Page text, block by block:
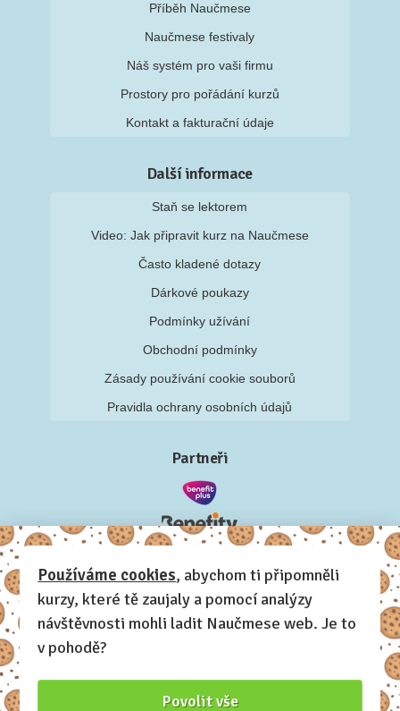
Příběh Naučmese
Naučmese festivaly
Náš systém pro vaši firmu
Prostory pro pořádání kurzů
Kontakt a fakturační údaje
Další informace
Staň se lektorem
Video: Jak připravit kurz na Naučmese
Často kladené dotazy
Dárkové poukazy
Podmínky užívání
Obchodní podmínky
Zásady používání cookie souborů
Pravidla ochrany osobních údajů
Partneři
Používáme cookies, abychom ti připomněli
kurzy, které tě zaujaly a pomocí analýzy
návštěvnosti mohli ladit Naučmese web. Je to
v pohodě?
Povolit vše